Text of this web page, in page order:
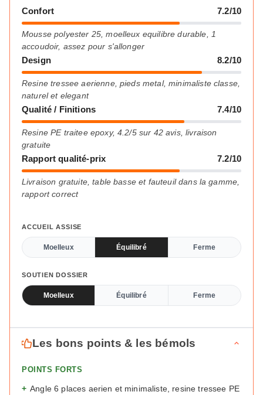
Confort 7.2/10
Mousse polyester 25, moelleux equilibre durable, 1
accoudoir, assez pour s'allonger
Design 8.2/10
Resine tressee aerienne, pieds metal, minimaliste classe,
naturel et elegant
Qualité / Finitions 7.4/10
Resine PE traitee epoxy, 4.2/5 sur 42 avis, livraison
gratuite
Rapport qualité-prix 7.2/10
Livraison gratuite, table basse et fauteuil dans la gamme,
rapport correct
ACCUEIL ASSISE
Moelleux Équilibré Ferme
SOUTIEN DOSSIER
Moelleux Équilibré Ferme
Les bons points & les bémols
POINTS FORTS
+ Angle 6 places aerien et minimaliste, resine tressee PE